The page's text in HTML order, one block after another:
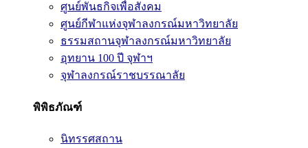
ศูนย์พันธกิจเพื่อสังคม
ศูนย์กีฬาแห่งจุฬาลงกรณ์มหาวิทยาลัย
ธรรมสถานจุฬาลงกรณ์มหาวิทยาลัย
อุทยาน 100 ปี จุฬาฯ
จุฬาลงกรณ์ราชบรรณาลัย
พิพิธภัณฑ์
นิทรรศสถาน